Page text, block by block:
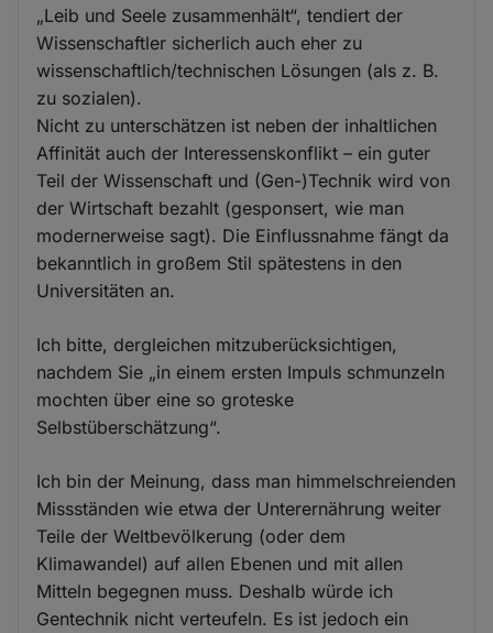
„Leib und Seele zusammenhält“, tendiert der
Wissenschaftler sicherlich auch eher zu
wissenschaftlich/technischen Lösungen (als z. B.
zu sozialen).
Nicht zu unterschätzen ist neben der inhaltlichen
Affinität auch der Interessenskonflikt – ein guter
Teil der Wissenschaft und (Gen-)Technik wird von
der Wirtschaft bezahlt (gesponsert, wie man
modernerweise sagt). Die Einflussnahme fängt da
bekanntlich in großem Stil spätestens in den
Universitäten an.
Ich bitte, dergleichen mitzuberücksichtigen,
nachdem Sie „in einem ersten Impuls schmunzeln
mochten über eine so groteske
Selbstüberschätzung“.
Ich bin der Meinung, dass man himmelschreienden
Missständen wie etwa der Unterernährung weiter
Teile der Weltbevölkerung (oder dem
Klimawandel) auf allen Ebenen und mit allen
Mitteln begegnen muss. Deshalb würde ich
Gentechnik nicht verteufeln. Es ist jedoch ein